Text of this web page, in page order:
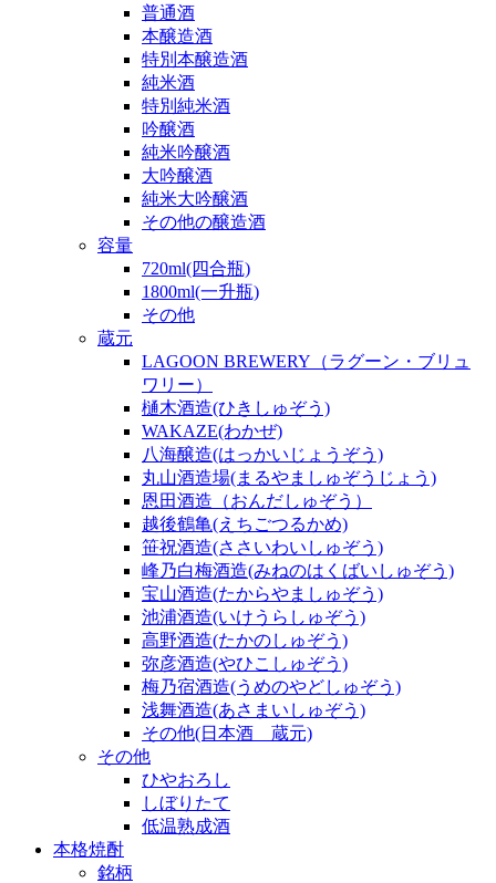
普通酒
本醸造酒
特別本醸造酒
純米酒
特別純米酒
吟醸酒
純米吟醸酒
大吟醸酒
純米大吟醸酒
その他の醸造酒
容量
720ml(四合瓶)
1800ml(一升瓶)
その他
蔵元
LAGOON BREWERY（ラグーン・ブリュ
ワリー）
樋木酒造(ひきしゅぞう)
WAKAZE(わかぜ)
八海醸造(はっかいじょうぞう)
丸山酒造場(まるやましゅぞうじょう)
恩田酒造（おんだしゅぞう）
越後鶴亀(えちごつるかめ)
笹祝酒造(ささいわいしゅぞう)
峰乃白梅酒造(みねのはくばいしゅぞう)
宝山酒造(たからやましゅぞう)
池浦酒造(いけうらしゅぞう)
高野酒造(たかのしゅぞう)
弥彦酒造(やひこしゅぞう)
梅乃宿酒造(うめのやどしゅぞう)
浅舞酒造(あさまいしゅぞう)
その他(日本酒 蔵元)
その他
ひやおろし
しぼりたて
低温熟成酒
本格焼酎
銘柄